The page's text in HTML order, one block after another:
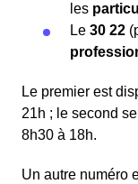
les
Le 30 22
Le premier est
21h ; le second
8h30 à 18h.
Un autre numéro